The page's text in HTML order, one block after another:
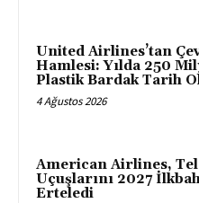
United Airlines’tan
Hamlesi: Yılda 250
Plastik Bardak Tarih
4 Ağustos 2026
American Airlines,
Uçuşlarını 2027
Erteledi